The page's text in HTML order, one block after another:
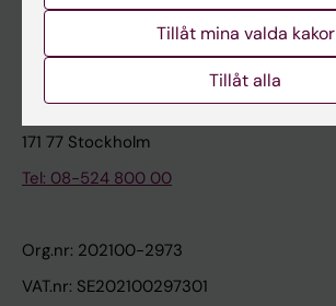
Karolinska Institutet Innovation
Kontakta presstjänsten
Karolinska Institutet
171 77 Stockholm
Tel: 08-524 800 00
Org.nr: 202100-2973
VAT.nr: SE202100297301
Tillåt mina valda kakor
Tillåt alla